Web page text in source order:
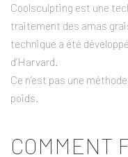
Coolsculpting est une
traitement des amas
technique a été
d’Harvard.
Ce n’est pas une
poids.
COMMENT